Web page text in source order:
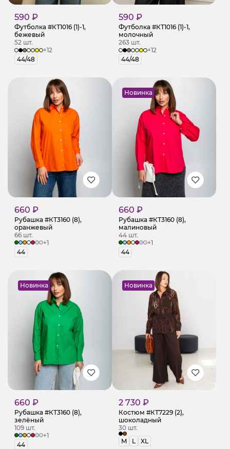
590 ₽
Футболка #КТ1016 (1)-1,
бежевый
52 шт.
+12
44/48
590 ₽
Футболка #КТ1016 (1)-1,
молочный
263 шт.
+12
44/48
660 ₽
Рубашка #КТ3160 (8),
оранжевый
66 шт.
+1
44
Новинка
660 ₽
Рубашка #КТ3160 (8),
малиновый
44 шт.
+1
44
Новинка
660 ₽
Рубашка #КТ3160 (8),
зелёный
109 шт.
+1
44
Новинка
2 730 ₽
Костюм #КТ7229 (2),
шоколадный
30 шт.
M
L XL